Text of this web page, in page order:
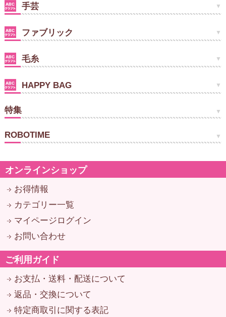
手芸
ファブリック
毛糸
HAPPY BAG
特集
ROBOTIME
オンラインショップ
お得情報
カテゴリー一覧
マイページログイン
お問い合わせ
ご利用ガイド
お支払・送料・配送について
返品・交換について
特定商取引に関する表記